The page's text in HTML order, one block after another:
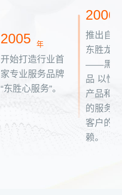
2005 年
开始打造行业首
家专业服务品牌
“东胜心服务”。
2006
推出自
东胜龙
——黑金
品 以性
产品和
的服务
客户的
赖。